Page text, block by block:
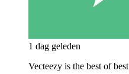
1 dag geleden
Vecteezy is the best of best